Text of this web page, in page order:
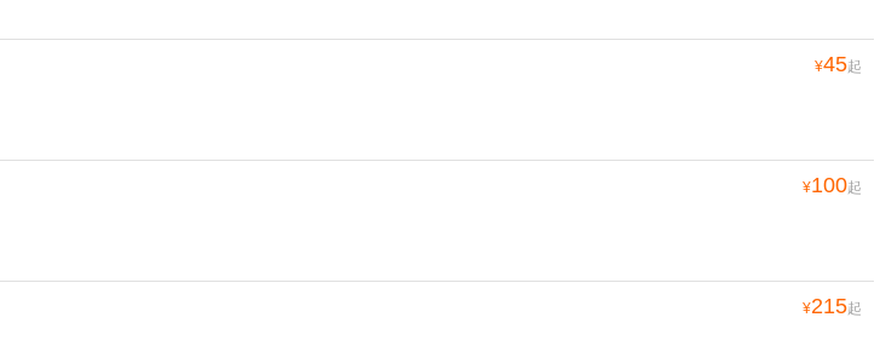
¥45起
¥100起
¥215起